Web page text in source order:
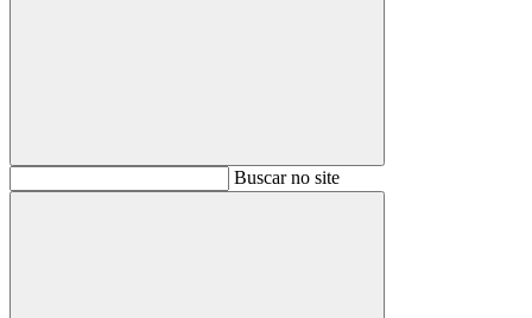
BuscarBuscar no site